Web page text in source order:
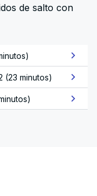
de salto con
(23 minutos)